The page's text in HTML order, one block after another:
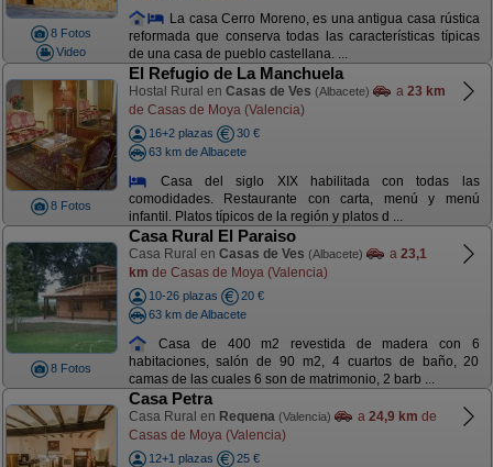
8 Fotos
Video
La casa Cerro Moreno, es una antigua casa rústica
reformada que conserva todas las características típicas
de una casa de pueblo castellana. ...
8 Fotos
El Refugio de La Manchuela
Hostal Rural en Casas de Ves (Albacete) a 23 km
de Casas de Moya (Valencia)
16+2 plazas
30 €
63 km de Albacete
Casa del siglo XIX habilitada con todas las
comodidades. Restaurante con carta, menú y menú
infantil. Platos típicos de la región y platos d ...
8 Fotos
Casa Rural El Paraiso
Casa Rural en Casas de Ves (Albacete) a 23,1
km de Casas de Moya (Valencia)
10-26 plazas
20 €
63 km de Albacete
Casa de 400 m2 revestida de madera con 6
habitaciones, salón de 90 m2, 4 cuartos de baño, 20
camas de las cuales 6 son de matrimonio, 2 barb ...
Casa Petra
Casa Rural en Requena (Valencia) a 24,9 km de
Casas de Moya (Valencia)
12+1 plazas
25 €